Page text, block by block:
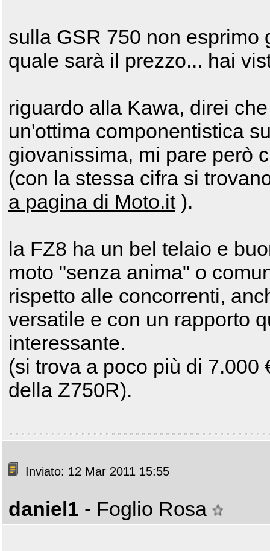
sulla GSR 750 non esprimo
quale sarà il prezzo... hai
riguardo alla Kawa, direi
un'ottima componentistica
giovanissima, mi pare però
(con la stessa cifra si
a pagina di Moto.it).
la FZ8 ha un bel telaio e
moto "senza anima" o
rispetto alle concorrenti,
versatile e con un rapporto
interessante.
(si trova a poco più di 7.000
della Z750R).
Inviato: 12 Mar 2011 15:55
daniel1 - Foglio Rosa